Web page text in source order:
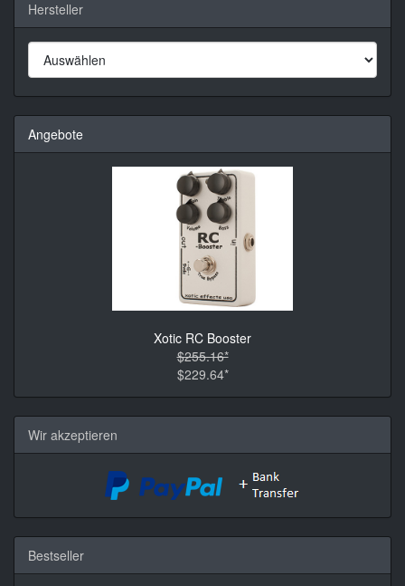
Hersteller
Angebote
Xotic RC Booster
$255.16*
$229.64*
Wir akzeptieren
Bestseller